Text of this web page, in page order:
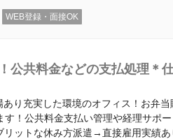
WEB登録・面接OK
公共料金などの支払処理＊
り充実した環境のオフィス！お弁
す！公共料金支払い管理や経理サポ
ットな休み方派遣→直接雇用実績あ